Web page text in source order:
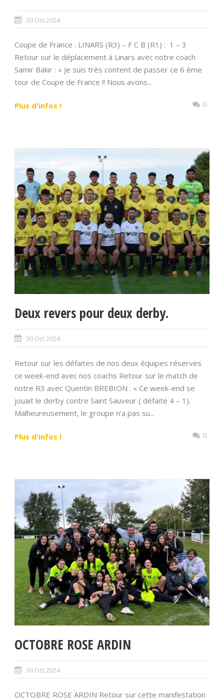
30 Oct 2024
Coupe de France : LINARS (R3) – F C B (R1) : 1 – 3
Retour sur le déplacement à Linars avec notre coach
Samir Bakir : « Je suis très content de passer ce 6 ème
tour de Coupe de France !! Nous avons...
Plus d'infos ! 0
Deux revers pour deux derby.
30 Oct 2024
Retour sur les défaites de nos deux équipes réserves
ce week-end avec nos coachs Retour sur le match de
notre R3 avec Quentin BREBION : « Ce week-end se
jouait le derby contre Saint Sauveur ( défaite 4 – 1).
Malheureusement, le groupe n’a pas su...
Plus d'infos ! 0
OCTOBRE ROSE ARDIN
30 Oct 2024
OCTOBRE ROSE ARDIN Retour sur cette manifestation